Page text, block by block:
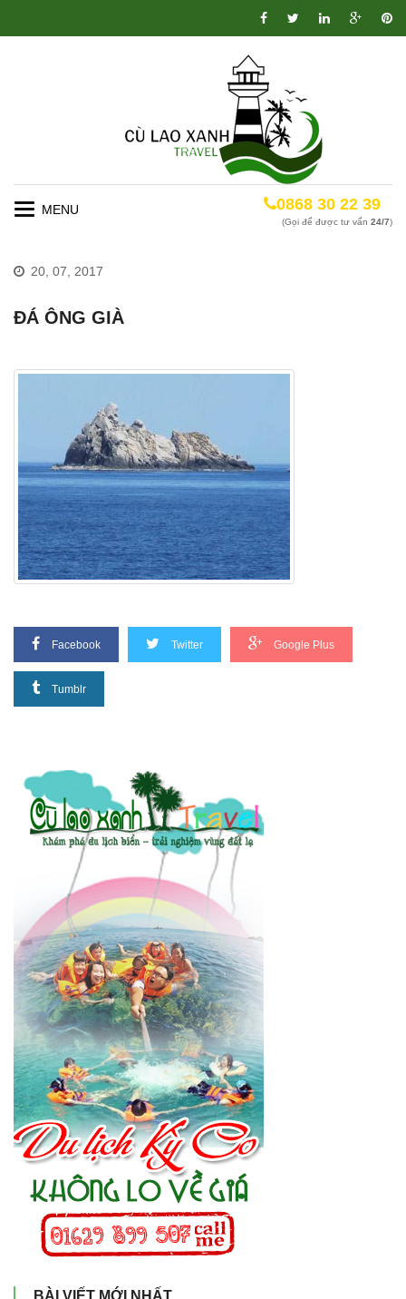
Toggle
0868 30 22 39
(Gọi để được tư vấn 24/7)
20, 07, 2017
ĐÁ ÔNG GIÀ
Facebook Twitter Google Plus
Tumblr
BÀI VIẾT MỚI NHẤT